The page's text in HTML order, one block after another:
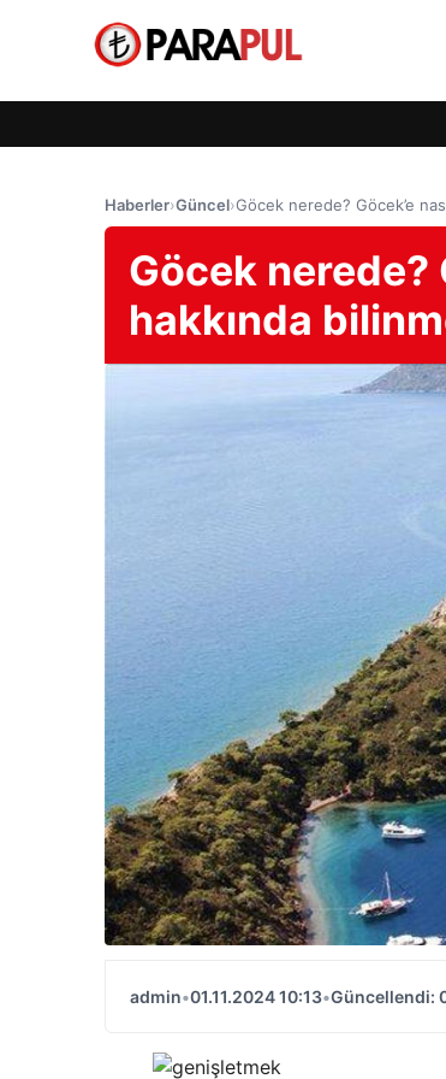
Haberler›Güncel›Göcek nerede? Göcek’e
Göcek nerede?
hakkında
admin•01.11.2024 10:13•Güncellendi: